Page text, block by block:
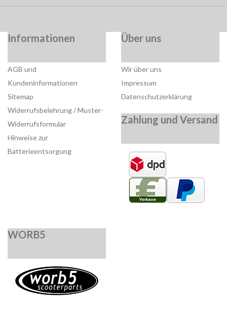
Informationen
AGB und
Kundeninformationen
Sitemap
Widerrufsbelehrung / Muster-
Widerrufsformular
Hinweise zur
Batterieentsorgung
Über uns
Wir über uns
Impressum
Datenschutzerklärung
Zahlung und Versand
WORB5